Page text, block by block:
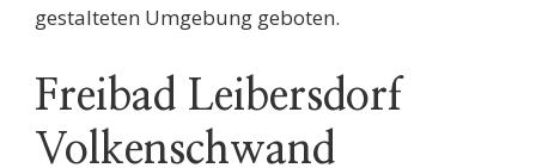
gestalteten Umgebung geboten.
Freibad Leibersdorf
Volkenschwand